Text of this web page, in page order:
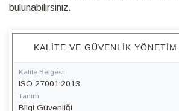
bulunabilirsiniz.
KALITE VE GÜVENLIK
Kalite Belgesi
ISO 27001:2013
Tanım
Bilgi Güvenliği